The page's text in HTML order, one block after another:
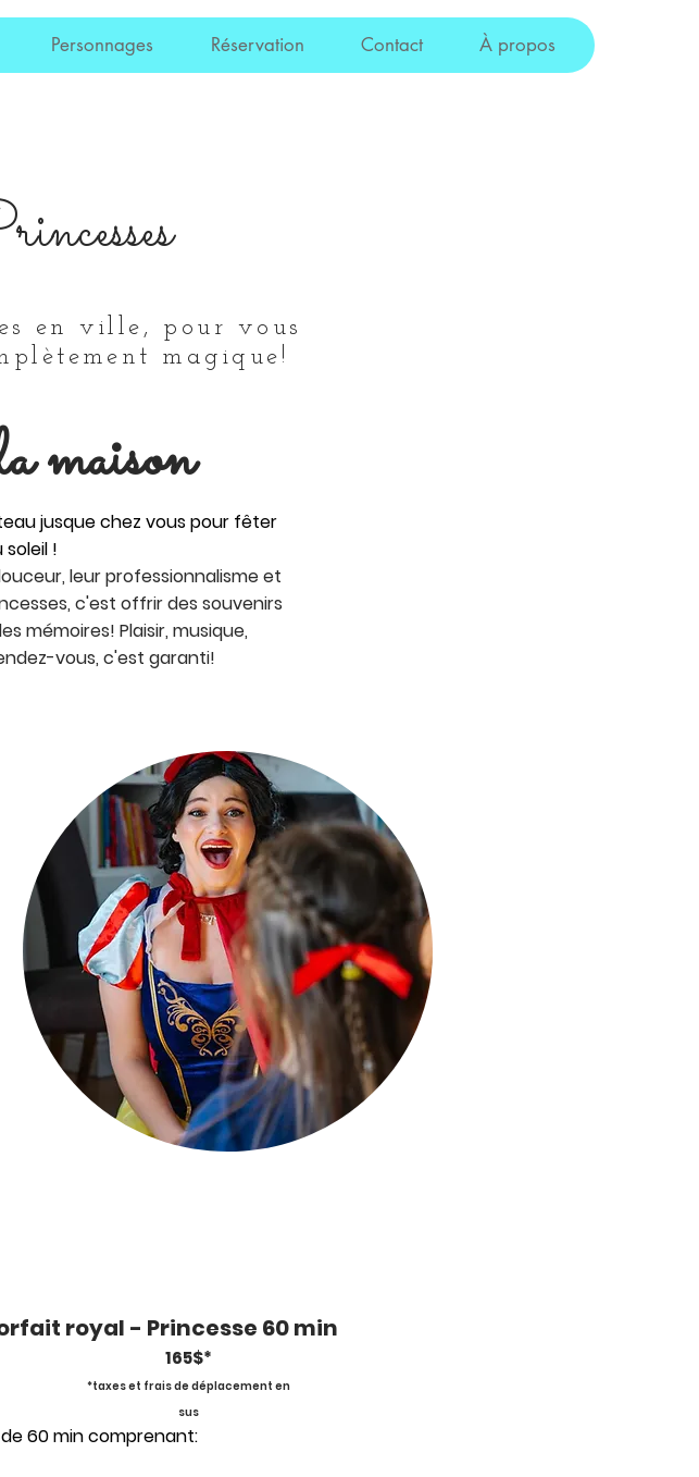
Personnages Réservation Contact À propos
en ville, pour vous
magique!
maison
jusque chez vous pour fêter
!
leurprofessionnalismeet
c'est offrir des souvenirs
mémoires! Plaisir, musique,
vous, c'est garanti!
royal - Princesse 60 min
165$*
*taxes et frais de déplacement en
sus
60 min comprenant: